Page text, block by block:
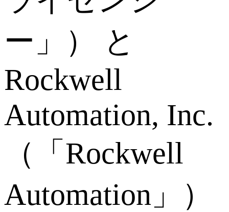
ー」） と
Rockwell
Automation, Inc.
（「Rockwell
Automation」）